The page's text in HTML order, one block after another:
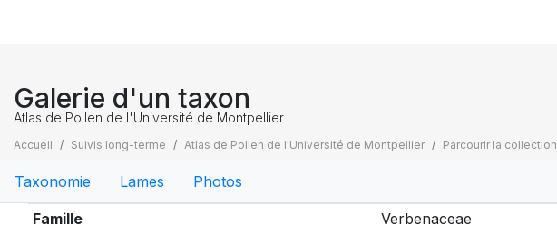
Galerie d'un taxon
Atlas de Pollen de l'Université de Montpellier
Accueil Suivis long-terme Atlas de Pollen de l'Université de Montpellier Parcourir la collection
Taxonomie Lames Photos
Taxonomie
Famille Verbenaceae